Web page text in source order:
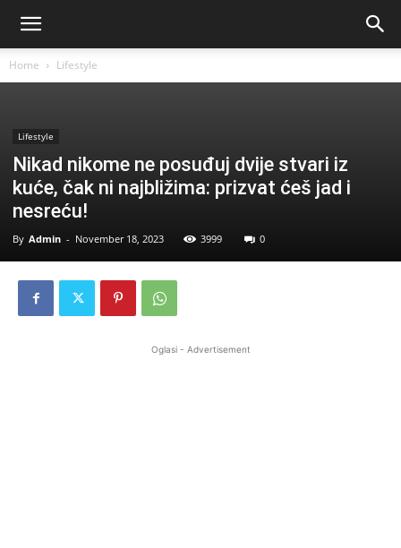
Home Lifestyle
Lifestyle
Nikad nikome ne posuđuj dvije stvari iz
kuće, čak ni najbližima: prizvat ćeš jad i
nesreću!
By Admin - November 18, 2023 3999 0
Oglasi - Advertisement